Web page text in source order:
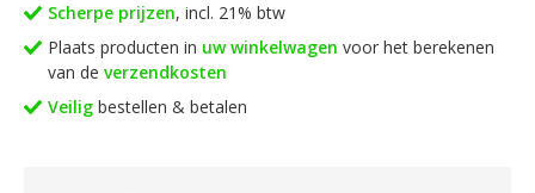
Scherpe prijzen, incl. 21% btw
Plaats producten in uw winkelwagen voor het berekenen
van de verzendkosten
Veilig bestellen & betalen